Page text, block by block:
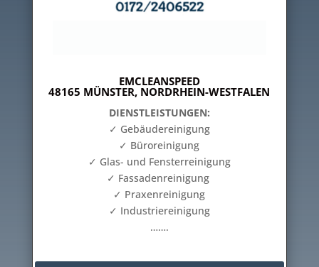
EMCLEANSPEED
48165 MÜNSTER, NORDRHEIN-WESTFALEN
DIENSTLEISTUNGEN:
✓ Gebäudereinigung
✓ Büroreinigung
✓ Glas- und Fensterreinigung
✓ Fassadenreinigung
✓ Praxenreinigung
✓ Industriereinigung
…….